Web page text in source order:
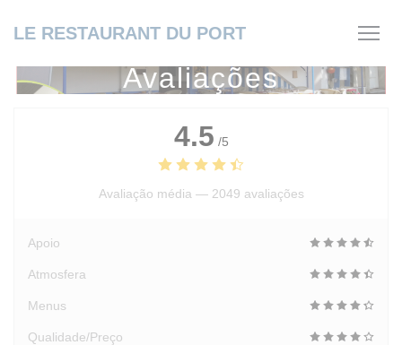
LE RESTAURANT DU PORT
Avaliações
4.5 /5
Avaliação média — 2049 avaliações
Apoio
Atmosfera
Menus
Qualidade/Preço